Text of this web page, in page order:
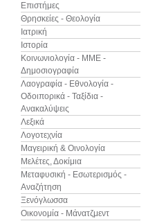
Επιστήμες
Θρησκείες - Θεολογία
Ιατρική
Ιστορία
Κοινωνιολογία - ΜΜΕ -
Δημοσιογραφία
Λαογραφία - Εθνολογία -
Οδοιπορικά - Ταξίδια -
Ανακαλύψεις
Λεξικά
Λογοτεχνία
Μαγειρική & Οινολογία
Μελέτες, Δοκίμια
Μεταφυσική - Εσωτερισμός -
Αναζήτηση
Ξενόγλωσσα
Οικονομία - Μάνατζμεντ